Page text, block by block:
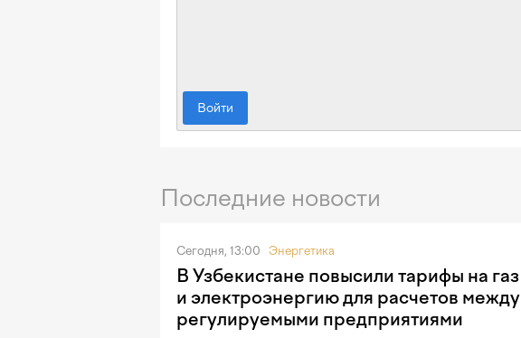
Войти
Последние новости
Сегодня, 13:00 Энергетика
В Узбекистане повысили тарифы на газ
и электроэнергию для расчетов между
регулируемыми предприятиями